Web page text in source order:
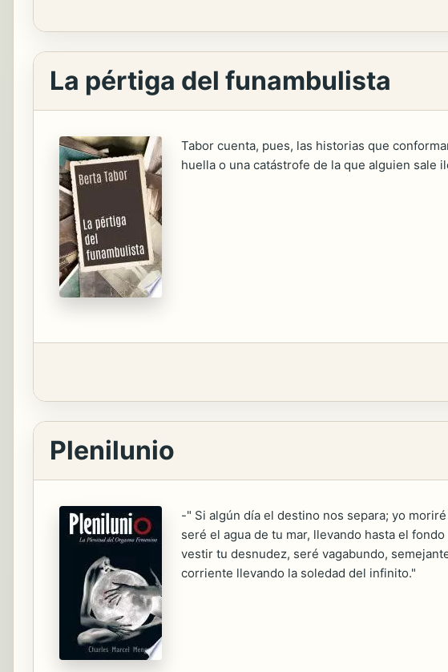
La pértiga del funambulista
Tabor cuenta, pues, las historias que
huella o una catástrofe de la que alguien sale
Plenilunio
-" Si algún día el destino nos separa; yo
seré el agua de tu mar, llevando hasta el
vestir tu desnudez, seré vagabundo,
corriente llevando la soledad del infinito."